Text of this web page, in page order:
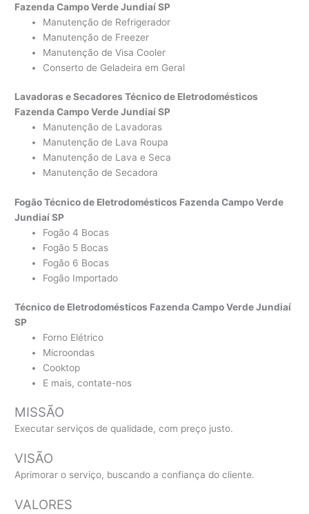
Fazenda Campo Verde Jundiaí SP
Manutenção de Refrigerador
Manutenção de Freezer
Manutenção de Visa Cooler
Conserto de Geladeira em Geral
Lavadoras e Secadores Técnico de Eletrodomésticos
Fazenda Campo Verde Jundiaí SP
Manutenção de Lavadoras
Manutenção de Lava Roupa
Manutenção de Lava e Seca
Manutenção de Secadora
Fogão Técnico de Eletrodomésticos Fazenda Campo Verde
Jundiaí SP
Fogão 4 Bocas
Fogão 5 Bocas
Fogão 6 Bocas
Fogão Importado
Técnico de Eletrodomésticos Fazenda Campo Verde Jundiaí
SP
Forno Elétrico
Microondas
Cooktop
E mais, contate-nos
MISSÃO
Executar serviços de qualidade, com preço justo.
VISÃO
Aprimorar o serviço, buscando a confiança do cliente.
VALORES